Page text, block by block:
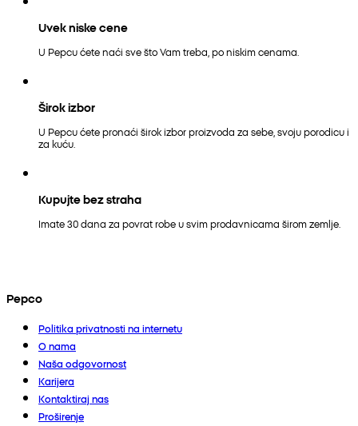
Uvek niske cene
U Pepcu ćete naći sve što Vam treba, po niskim cenama.
Širok izbor
U Pepcu ćete pronaći širok izbor proizvoda za sebe, svoju porodicu i
za kuću.
Kupujte bez straha
Imate 30 dana za povrat robe u svim prodavnicama širom zemlje.
Pepco
Politika privatnosti na internetu
O nama
Naša odgovornost
Karijera
Kontaktiraj nas
Proširenje